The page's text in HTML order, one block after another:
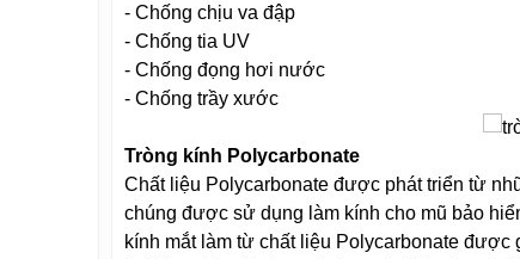
- Chống chịu va đập
- Chống tia UV
- Chống đọng hơi nước
- Chống trầy xước
Tròng kính Polycarbonate
Chất liệu Polycarbonate được phát triển từ
chúng được sử dụng làm kính cho mũ bảo
kính mắt làm từ chất liệu Polycarbonate